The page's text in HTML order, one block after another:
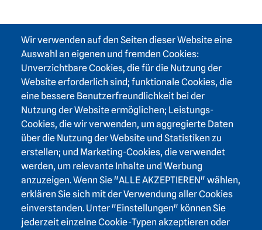
Wir verwenden auf den Seiten dieser Website eine
Auswahl an eigenen und fremden Cookies:
Unverzichtbare Cookies, die für die Nutzung der
Website erforderlich sind; funktionale Cookies, die
eine bessere Benutzerfreundlichkeit bei der
Nutzung der Website ermöglichen; Leistungs-
Cookies, die wir verwenden, um aggregierte Daten
über die Nutzung der Website und Statistiken zu
erstellen; und Marketing-Cookies, die verwendet
werden, um relevante Inhalte und Werbung
anzuzeigen. Wenn Sie "ALLE AKZEPTIEREN" wählen,
erklären Sie sich mit der Verwendung aller Cookies
einverstanden. Unter "Einstellungen" können Sie
jederzeit einzelne Cookie-Typen akzeptieren oder
Footer area one
Footer area three
Heidelberger Akademie der Wissenschaften
Karlstraße 4